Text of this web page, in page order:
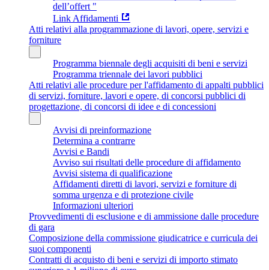
dell’offert "
Link Affidamenti
Atti relativi alla programmazione di lavori, opere, servizi e
forniture
Programma biennale degli acquisiti di beni e servizi
Programma triennale dei lavori pubblici
Atti relativi alle procedure per l'affidamento di appalti pubblici
di servizi, forniture, lavori e opere, di concorsi pubblici di
progettazione, di concorsi di idee e di concessioni
Avvisi di preinformazione
Determina a contrarre
Avvisi e Bandi
Avviso sui risultati delle procedure di affidamento
Avvisi sistema di qualificazione
Affidamenti diretti di lavori, servizi e forniture di
somma urgenza e di protezione civile
Informazioni ulteriori
Provvedimenti di esclusione e di ammissione dalle procedure
di gara
Composizione della commissione giudicatrice e curricula dei
suoi componenti
Contratti di acquisto di beni e servizi di importo stimato